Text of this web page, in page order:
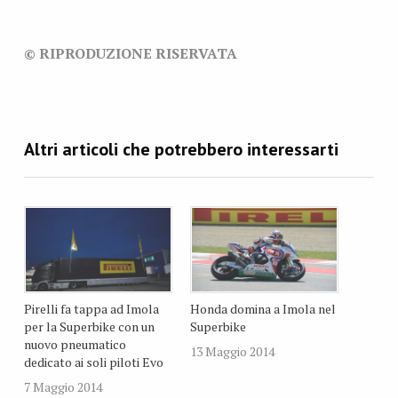
© RIPRODUZIONE RISERVATA
Pirelli fa tappa ad Imola
per la Superbike con un
nuovo pneumatico
dedicato ai soli piloti Evo
7 Maggio 2014
Honda domina a Imola nel
Superbike
13 Maggio 2014